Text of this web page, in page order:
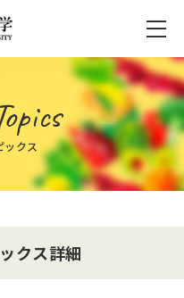
ックス
クス詳細